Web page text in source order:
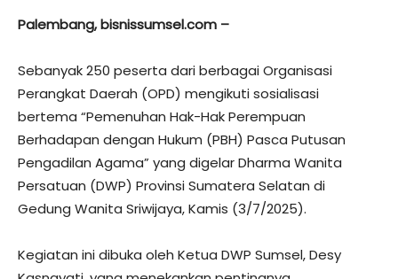
Palembang, bisnissumsel.com –
Sebanyak 250 peserta dari berbagai Organisasi
Perangkat Daerah (OPD) mengikuti sosialisasi
bertema “Pemenuhan Hak-Hak Perempuan
Berhadapan dengan Hukum (PBH) Pasca Putusan
Pengadilan Agama” yang digelar Dharma Wanita
Persatuan (DWP) Provinsi Sumatera Selatan di
Gedung Wanita Sriwijaya, Kamis (3/7/2025).
Kegiatan ini dibuka oleh Ketua DWP Sumsel, Desy